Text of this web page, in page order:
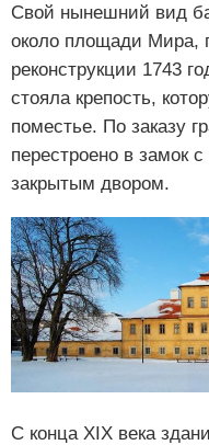
Свой нынешний вид
около площади Мира,
реконструкции 1743
стояла крепость,
поместье. По заказу
перестроено в замок
закрытым двором.
С конца XIX века